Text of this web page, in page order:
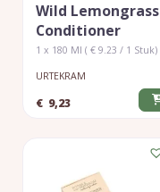
Wild Lemongrass
Conditioner
1 x 180 Ml ( € 9.23 / 1 Stuk)
URTEKRAM
€ 9,23